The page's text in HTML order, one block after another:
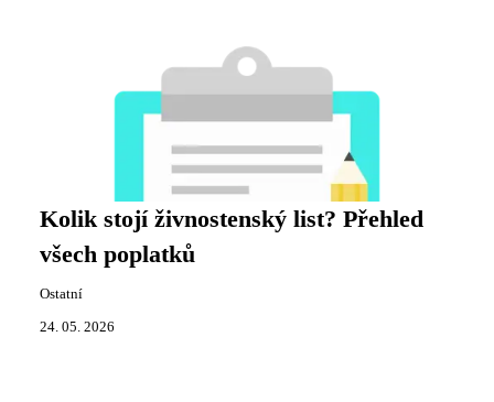
Kolik stojí živnostenský list? Přehled
všech poplatků
Ostatní
24. 05. 2026